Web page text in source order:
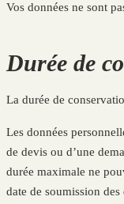
Vos données ne sont
Durée de
La durée de
Les données
de devis ou d’une
durée maximale ne
date de soumission des